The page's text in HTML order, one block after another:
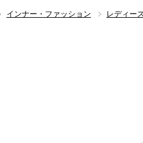
インナー・ファッション レディー